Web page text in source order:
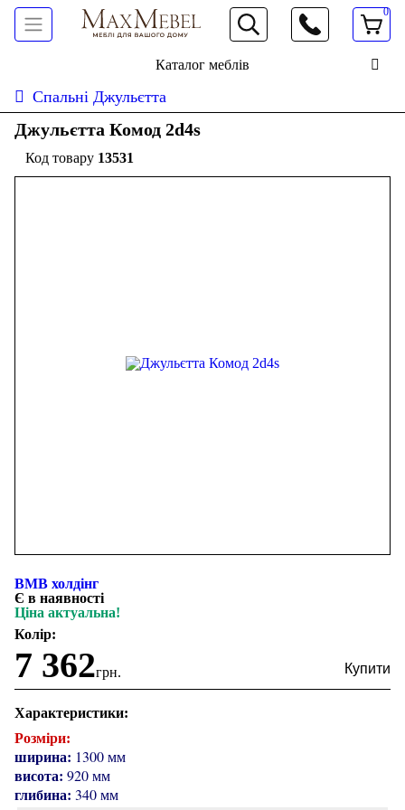
066 472 19 61
0
Каталог меблів
Спальні Джульєтта
Джульєтта Комод 2d4s
13531
ВМВ холдінг
Є в наявності
Ціна актуальна!
Колір:
7 362грн.
Характеристики:
Розміри:
ширина: 1300 мм
висота: 920 мм
глибина: 340 мм